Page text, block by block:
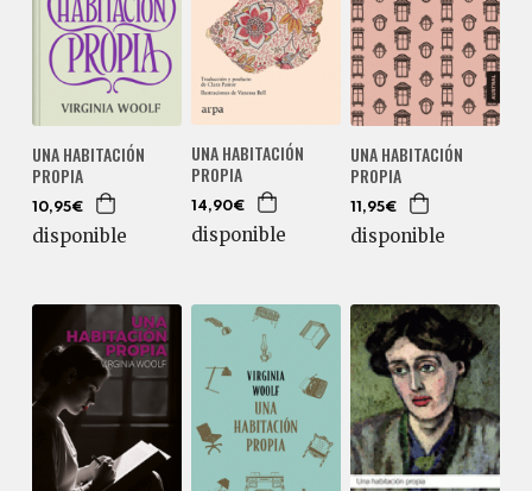
UNA HABITACIÓN
PROPIA
10,95€
disponible
UNA HABITACIÓN
PROPIA
14,90€
disponible
UNA HABITACIÓN
PROPIA
11,95€
disponible